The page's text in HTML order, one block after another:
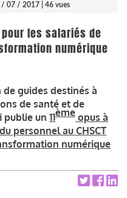
/ 07 / 2017 | 46 vues
les salariés de
numérique
guides destinés à
de santé et de
publie un 11ème opus à
personnel au CHSCT
numérique